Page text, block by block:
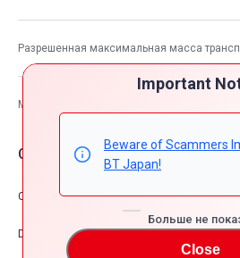
Important
Beware of Scammers
BT Japan!
Больше не
Close
Разрешенная максимальная масса
Максимальная грузоподъемность
Опции автомобия
Comfort & Convenience
Dress Up